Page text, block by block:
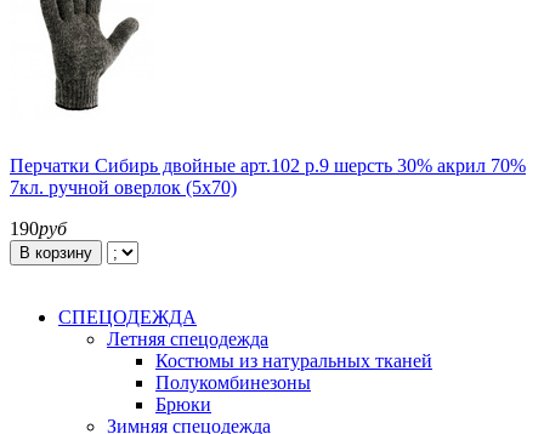
Перчатки Сибирь двойные арт.102 р.9 шерсть 30% акрил 70%
7кл. ручной оверлок (5х70)
190руб
В корзину
СПЕЦОДЕЖДА
Летняя спецодежда
Костюмы из натуральных тканей
Полукомбинезоны
Брюки
Зимняя спецодежда